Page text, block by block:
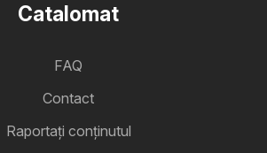
Catalomat
FAQ
Contact
Raportați conținutul